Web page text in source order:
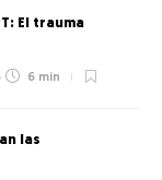
El trauma
6 min
las